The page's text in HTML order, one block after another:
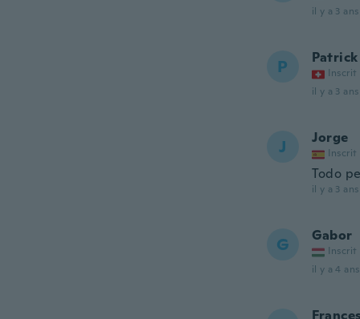
il y a 3 ans
P Patrick
Inscrit
il y a 3 ans
J Jorge
Inscrit
Todo
il y a 3 ans
G Gabor
Inscrit
il y a 4 ans